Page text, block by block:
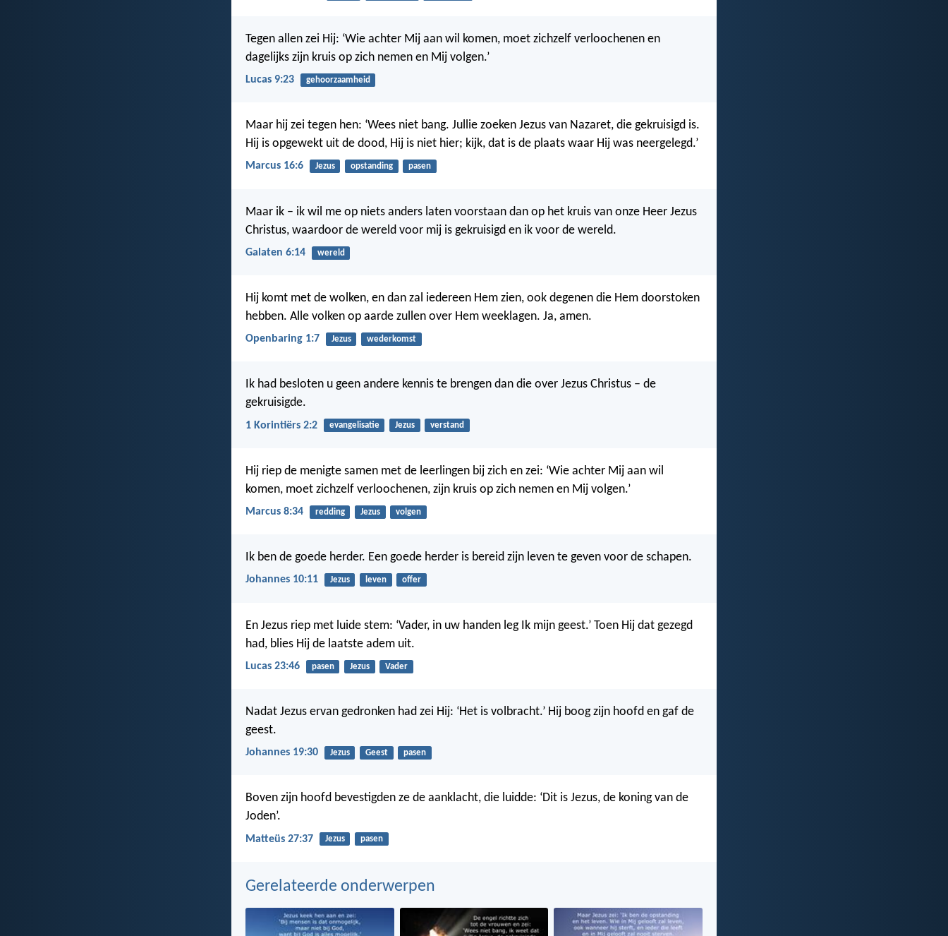
Tegen allen zei Hij: ‘Wie achter Mij aan wil komen, moet zichzelf verloochenen en
dagelijks zijn kruis op zich nemen en Mij volgen.’
Lucas 9:23 gehoorzaamheid
Maar hij zei tegen hen: ‘Wees niet bang. Jullie zoeken Jezus van Nazaret, die gekruisigd is.
Hij is opgewekt uit de dood, Hij is niet hier; kijk, dat is de plaats waar Hij was neergelegd.’
Marcus 16:6 Jezus opstanding pasen
Maar ik – ik wil me op niets anders laten voorstaan dan op het kruis van onze Heer Jezus
Christus, waardoor de wereld voor mij is gekruisigd en ik voor de wereld.
Galaten 6:14 wereld
Hij komt met de wolken, en dan zal iedereen Hem zien, ook degenen die Hem doorstoken
hebben. Alle volken op aarde zullen over Hem weeklagen. Ja, amen.
Openbaring 1:7 Jezus wederkomst
Ik had besloten u geen andere kennis te brengen dan die over Jezus Christus – de
gekruisigde.
1 Korintiërs 2:2 evangelisatie Jezus verstand
Hij riep de menigte samen met de leerlingen bij zich en zei: ‘Wie achter Mij aan wil
komen, moet zichzelf verloochenen, zijn kruis op zich nemen en Mij volgen.’
Marcus 8:34 redding Jezus volgen
Ik ben de goede herder. Een goede herder is bereid zijn leven te geven voor de schapen.
Johannes 10:11 Jezus leven offer
En Jezus riep met luide stem: ‘Vader, in uw handen leg Ik mijn geest.’ Toen Hij dat gezegd
had, blies Hij de laatste adem uit.
Lucas 23:46 pasen Jezus Vader
Nadat Jezus ervan gedronken had zei Hij: ‘Het is volbracht.’ Hij boog zijn hoofd en gaf de
geest.
Johannes 19:30 Jezus Geest pasen
Boven zijn hoofd bevestigden ze de aanklacht, die luidde: ‘Dit is Jezus, de koning van de
Joden’.
Matteüs 27:37 Jezus pasen
Gerelateerde onderwerpen